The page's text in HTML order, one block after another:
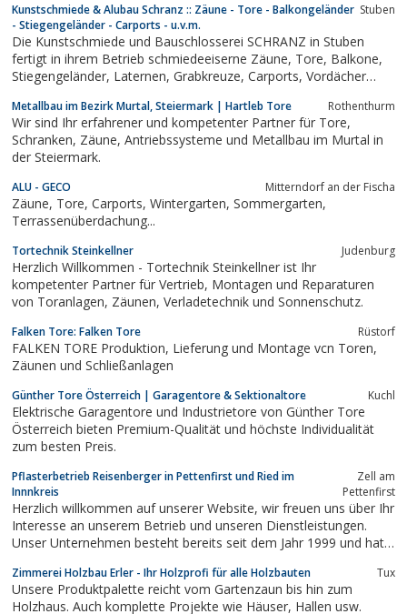
Kunstschmiede & Alubau Schranz :: Zäune - Tore - Balkongeländer
- Stiegengeländer - Carports - u.v.m.
Stuben
Die Kunstschmiede und Bauschlosserei SCHRANZ in Stuben
fertigt in ihrem Betrieb schmiedeeiserne Zäune, Tore, Balkone,
Stiegengeländer, Laternen, Grabkreuze, Carports, Vordächer
Stiegengeländer aus Aluminium in allen RAL-Farben angefertigt
sowie elektrische...
Metallbau im Bezirk Murtal, Steiermark | Hartleb Tore Rothenthurm
Wir sind Ihr erfahrener und kompetenter Partner für Tore,
Schranken, Zäune, Antriebssysteme und Metallbau im Murtal in
der Steiermark.
ALU - GECO Mitterndorf an der Fischa
Zäune, Tore, Carports, Wintergarten, Sommergarten,
Terrassenüberdachung...
Tortechnik Steinkellner Judenburg
Herzlich Willkommen - Tortechnik Steinkellner ist Ihr
kompetenter Partner für Vertrieb, Montagen und Reparaturen
von Toranlagen, Zäunen, Verladetechnik und Sonnenschutz.
Falken Tore: Falken Tore Rüstorf
FALKEN TORE Produktion, Lieferung und Montage vcn Toren,
Zäunen und Schließanlagen
Günther Tore Österreich | Garagentore & Sektionaltore Kuchl
Elektrische Garagentore und Industrietore von Günther Tore
Österreich bieten Premium-Qualität und höchste Individualität
zum besten Preis.
Pflasterbetrieb Reisenberger in Pettenfirst und Ried im
Innnkreis
Zell am
Pettenfirst
Herzlich willkommen auf unserer Website, wir freuen uns über Ihr
Interesse an unserem Betrieb und unseren Dienstleistungen.
Unser Unternehmen besteht bereits seit dem Jahr 1999 und hat
Partner für alle Arten von Pflasterarbeiten einen Namen
gemacht. Seit ihrer Gründung wird...
Zimmerei Holzbau Erler - Ihr Holzprofi für alle Holzbauten Tux
Unsere Produktpalette reicht vom Gartenzaun bis hin zum
Holzhaus. Auch komplette Projekte wie Häuser, Hallen usw.